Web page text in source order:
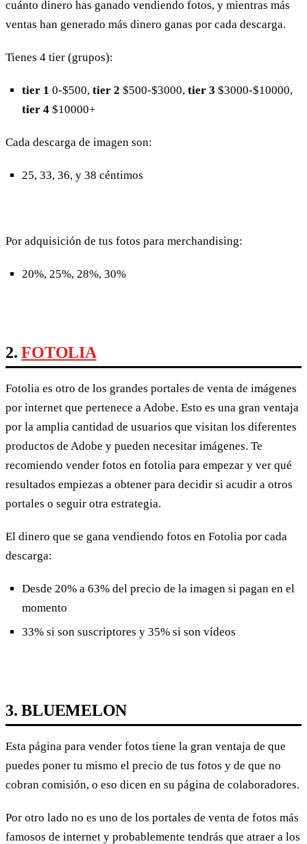
cuánto dinero has ganado vendiendo fotos, y mientras más
ventas han generado más dinero ganas por cada descarga.
Tienes 4 tier (grupos):
tier 1 0-$500, tier 2 $500-$3000, tier 3 $3000-$10000,
tier 4 $10000+
Cada descarga de imagen son:
25, 33, 36, y 38 céntimos
Por adquisición de tus fotos para merchandising:
20%, 25%, 28%, 30%
2.FOTOLIA
Fotolia es otro de los grandes portales de venta de imágenes
por internet que pertenece a Adobe. Esto es una gran ventaja
por la amplia cantidad de usuarios que visitan los diferentes
productos de Adobe y pueden necesitar imágenes. Te
recomiendo vender fotos en fotolia para empezar y ver qué
resultados empiezas a obtener para decidir si acudir a otros
portales o seguir otra estrategia.
El dinero que se gana vendiendo fotos en Fotolia por cada
descarga:
Desde 20% a 63% del precio de la imagen si pagan en el
momento
33% si son suscriptores y 35% si son vídeos
3. BLUEMELON
Esta página para vender fotos tiene la gran ventaja de que
puedes poner tu mismo el precio de tus fotos y de que no
cobran comisión, o eso dicen en su página de colaboradores.
Por otro lado no es uno de los portales de venta de fotos más
famosos de internet y probablemente tendrás que atraer a los